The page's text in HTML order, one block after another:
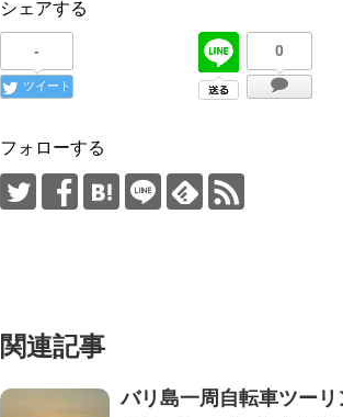
シェアする
-
ツイート
0
フォローする
関連記事
バリ島一周自転車ツー